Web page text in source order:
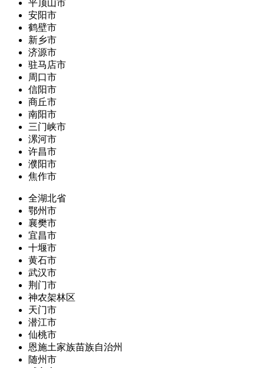
平顶山市
安阳市
鹤壁市
新乡市
济源市
驻马店市
周口市
信阳市
商丘市
南阳市
三门峡市
漯河市
许昌市
濮阳市
焦作市
全湖北省
鄂州市
襄樊市
宜昌市
十堰市
黄石市
武汉市
荆门市
神农架林区
天门市
潜江市
仙桃市
恩施土家族苗族自治州
随州市